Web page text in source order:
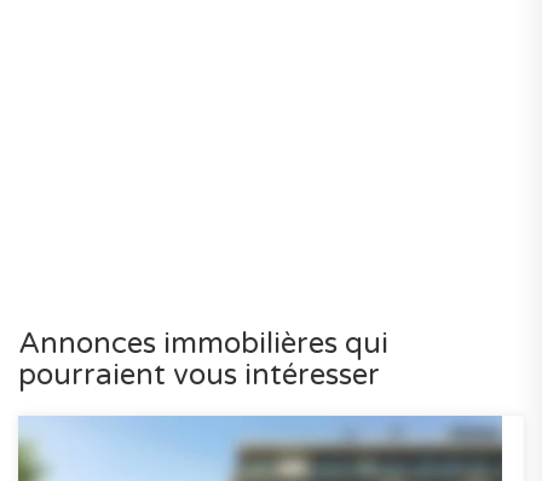
Annonces immobilières qui
pourraient vous intéresser